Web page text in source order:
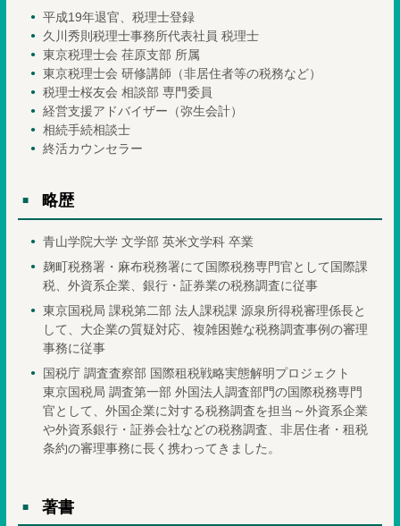
平成19年退官、税理士登録
久川秀則税理士事務所代表社員 税理士
東京税理士会 荏原支部 所属
東京税理士会 研修講師（非居住者等の税務など）
税理士桜友会 相談部 専門委員
経営支援アドバイザー（弥生会計）
相続手続相談士
終活カウンセラー
略歴
青山学院大学 文学部 英米文学科 卒業
麹町税務署・麻布税務署にて国際税務専門官として国際課
税、外資系企業、銀行・証券業の税務調査に従事
東京国税局 課税第二部 法人課税課 源泉所得税審理係長と
して、大企業の質疑対応、複雑困難な税務調査事例の審理
事務に従事
国税庁 調査査察部 国際租税戦略実態解明プロジェクト
東京国税局 調査第一部 外国法人調査部門の国際税務専門
官として、外国企業に対する税務調査を担当～外資系企業
や外資系銀行・証券会社などの税務調査、非居住者・租税
条約の審理事務に長く携わってきました。
著書